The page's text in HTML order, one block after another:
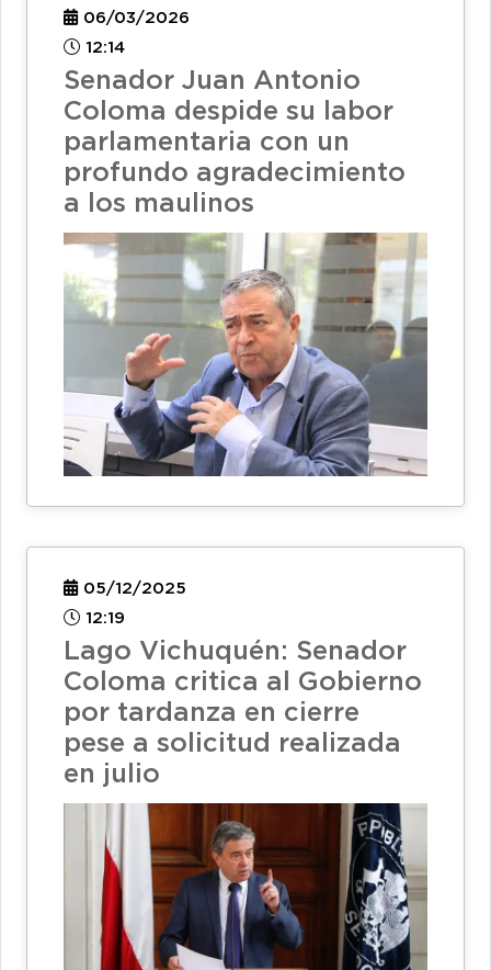
06/03/2026
12:14
Senador Juan Antonio
Coloma despide su labor
parlamentaria con un
profundo agradecimiento
a los maulinos
05/12/2025
12:19
Lago Vichuquén: Senador
Coloma critica al Gobierno
por tardanza en cierre
pese a solicitud realizada
en julio